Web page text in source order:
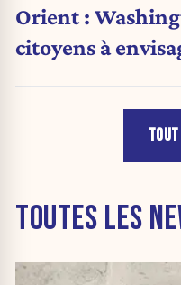
Orient :
citoyens à
TOUTES LES